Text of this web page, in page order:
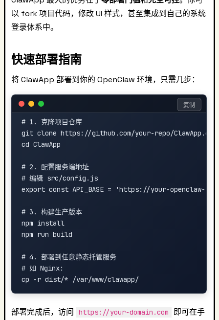
以 fork 项目代码，修改 UI 样式，甚至集成到自己的系统
登录体系中。
快速部署指南
将 ClawApp 部署到你的 OpenClaw 环境，只需几步：
# 1. 克隆项目仓库
git clone https://github.com/your-repo/ClawApp.git
cd ClawApp
# 2. 配置服务端地址
# 编辑 src/config.js
export const API_BASE = 'https://your-openclaw-
# 3. 构建生产版本
npm install
npm run build
# 4. 部署到任意静态托管服务
# 如 Nginx:
复制
部署完成后，访问 https://your-domain.com
即可在手